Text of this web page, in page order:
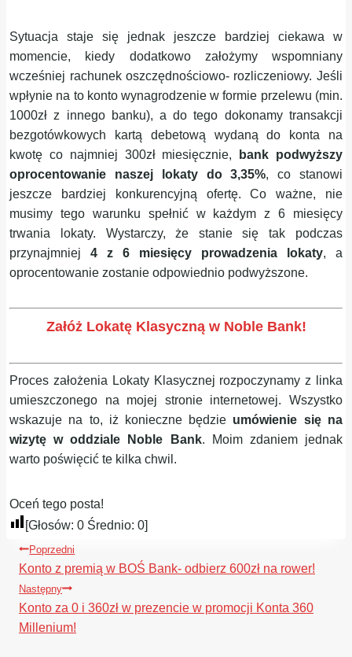
Sytuacja staje się jednak jeszcze bardziej ciekawa w
momencie, kiedy dodatkowo założymy wspomniany
wcześniej rachunek oszczędnościowo- rozliczeniowy. Jeśli
wpłynie na to konto wynagrodzenie w formie przelewu (min.
1000zł z innego banku), a do tego dokonamy transakcji
bezgotówkowych kartą debetową wydaną do konta na
kwotę co najmniej 300zł miesięcznie,
bank podwyższy
oprocentowanie naszej lokaty do 3,35%, co stanowi
jeszcze bardziej konkurencyjną ofertę.Co ważne, nie
musimy tego warunku spełnić w każdym z 6 miesięcy
trwania lokaty. Wystarczy, że stanie się tak podczas
przynajmniej4 z 6 miesięcy prowadzenia lokaty, a
oprocentowanie zostanie odpowiednio podwyższone.
Załóż Lokatę Klasyczną w Noble Bank!
Proces założenia Lokaty Klasycznej rozpoczynamy z linka
umieszczonego na mojej stronie internetowej. Wszystko
wskazuje na to, iż konieczne będzie umówienie się na
wizytę w oddziale Noble Bank. Moim zdaniem jednak
warto poświęcić te kilka chwil.
Oceń tego posta!
[Głosów:0 Średnio:0]
Nawigacja
wpisu
Poprzedni
Konto z premią w BOŚ Bank- odbierz 600zł na rower!
Następny
Konto za 0 i 360zł w prezencie w promocji Konta 360
Millenium!